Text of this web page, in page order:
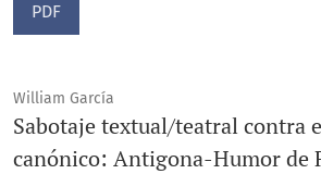
PDF
William García
Sabotaje textual/teatral contra
canónico: Antigona-Humor de